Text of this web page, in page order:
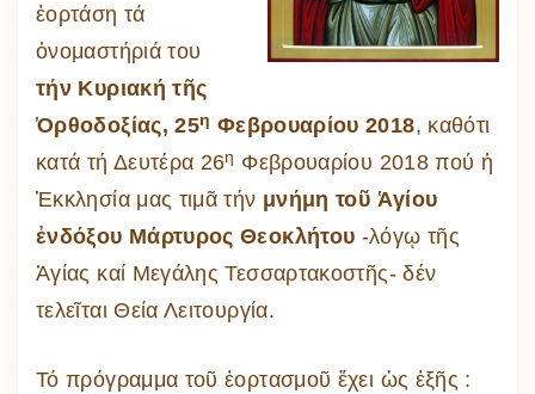
ἑορτάση τά
ὀνομαστήριά του
τήν Κυριακή τῆς
Ὀρθοδοξίας, 25η Φεβρουαρίου 2018, καθότι
κατά τή Δευτέρα 26η Φεβρουαρίου 2018 πού ἡ
Ἐκκλησία μας τιμᾶ τήν μνήμη τοῦ Ἁγίου
ἐνδόξου Μάρτυρος Θεοκλήτου -λόγῳ τῆς
Ἁγίας καί Μεγάλης Τεσσαρτακοστῆς- δέν
τελεῖται Θεία Λειτουργία.
Τό πρόγραμμα τοῦ ἑορτασμοῦ ἔχει ὡς ἑξῆς :